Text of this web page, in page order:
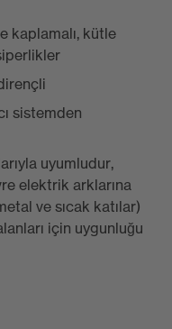
kaplamalı, kütle
sistemden
uyumludur,
elektrik arklarına
ve sıcak katılar)
için uygunluğu